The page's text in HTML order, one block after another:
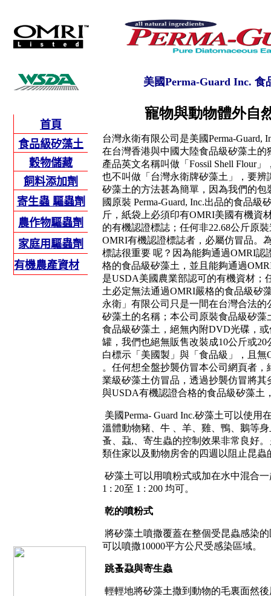
美國Perma-Guard Inc. 食
首頁
食品級矽藻土
穀物儲藏
飼料添加劑
寄生蟲 驅蟲劑
農作物驅蟲劑
家庭用驅蟲劑
有機農產資材
寵物與動物體外自
台灣永衛有限公司是美國Perma-Guard,
在台灣香港與中國大陸食品級矽藻土的
產品英文名稱叫做「Fossil Shell Flour
也不叫做「台灣永衛牌矽藻土」，要辨
矽藻土的方法甚為簡單，因為我們的包
國原裝 Perma-Guard, Inc.出品的食品級
斤，紙袋上必須印有OMRI美國有機資
的有機認證標誌；任何非22.68公斤原
OMRI有機認證標誌者，必屬仿冒品。
標誌很重要 呢？因為能夠通過OMRI認
格的食品級矽藻土，並且能夠通過
是USDA美國農業部認可的有機資材；
土必定無法通過OMRI嚴格的食品級矽
永衛」有限公司只是一間在台灣合法的
矽藻土的名稱；本公司原裝食品級矽藻
食品級矽藻土，絕無內附DVD光碟，
罐，我們也絕無販售改裝成10公斤或
白標示「美國製」與「食品級」，且無
。任何想全盤抄襲仿冒本公司網頁者，
業級矽藻土仿冒品，透過抄襲仿冒將其
與USDA有機認證合格的食品級矽藻土
美國Perma- Guard Inc.矽藻土可以使用
溫體動物豬、牛 、羊、雞、鴨、鵝等
蚤、蝨, 、寄生蟲的控制效果非常良好
類住家以及動物房舍的四週以阻止昆蟲
矽藻土可以用噴粉式或加在水中混合
1 : 20至 1 : 200 均可。
乾的噴粉式
將矽藻土噴撒覆蓋在整個受昆蟲感染
可以噴撒10000平方公尺受感染區域。
跳蚤蝨與寄生蟲
輕輕地將矽藻土撒到動物的毛裏面然